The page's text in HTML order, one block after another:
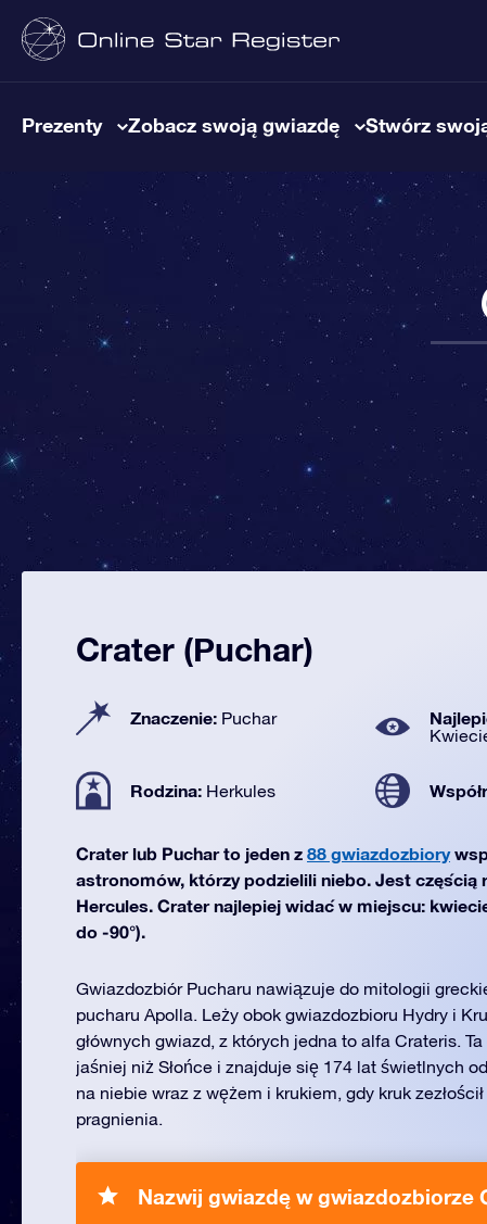
Prezenty Zobacz swoją gwiazdę Stwórz
Crater (Puchar)
Znaczenie: Puchar
Rodzina: Herkules
Crater lub Puchar to jeden z 88 gwiazdozbiory
astronomów, którzy podzielili niebo. Jest częścią
Hercules. Crater najlepiej widać w miejscu:
do -90°).
Gwiazdozbiór Pucharu nawiązuje do mitologii
pucharu Apolla. Leży obok gwiazdozbioru Hydry i
głównych gwiazd, z których jedna to alfa Crateris.
jaśniej niż Słońce i znajduje się 174 lat świetlnych
na niebie wraz z wężem i krukiem, gdy kruk
pragnienia.
Nazwij gwiazdę w gwiazdozbiorze